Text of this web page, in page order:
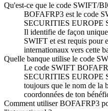
Qu'est-ce que le code SWIFT/
BOFAFRP3 est le code
SECURITIES EUROPE
Il identifie de façon unique
SWIFT et est requis pour
internationaux vers cette
Quelle banque utilise le code
Le code SWIFT
SECURITIES EUROPE
toujours que le nom de la
coordonnées de ton
Comment utiliser BOFAFRP3